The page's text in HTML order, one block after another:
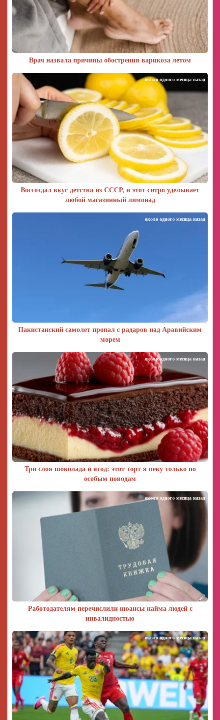
Врач назвала причины обострения варикоза летом
Воссоздал вкус детства из СССР, и этот ситро уделывает
любой магазинный лимонад
около одного месяца назад
Пакистанский самолет пропал с радаров над Аравийским
морем
около одного месяца назад
Три слоя шоколада и ягод: этот торт я пеку только по
особым поводам
около одного месяца назад
Работодателям перечислили нюансы найма людей с
инвалидностью
около одного месяца назад
около одного месяца назад